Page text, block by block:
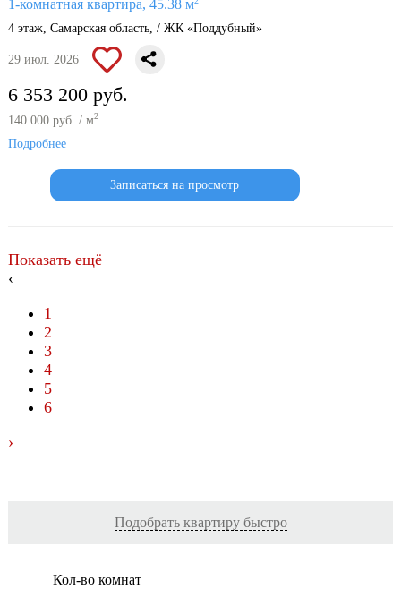
1-комнатная квартира, 45.38 м
4 этаж, Самарская область, / ЖК «Поддубный»
29 июл. 2026
6 353 200 руб.
140 000 руб. / м2
Подробнее
Записаться на просмотр
Показать ещё
‹
1
2
3
4
5
6
›
Подобрать квартиру быстро
Кол-во комнат